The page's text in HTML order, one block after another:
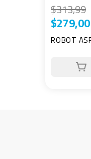
$313,99
$279,00
ROBOT